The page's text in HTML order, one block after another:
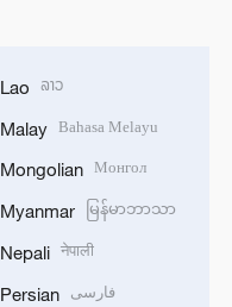
Lao ລາວ
Malay Bahasa Melayu
Mongolian Монгол
Myanmar မြန်မာဘာသာ
Nepali नेपाली
Persian فارسی